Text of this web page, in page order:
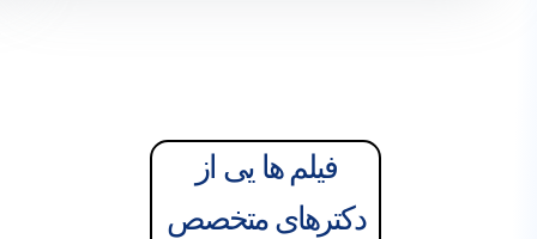
فیلم ها یی از
دکترهای متخصص